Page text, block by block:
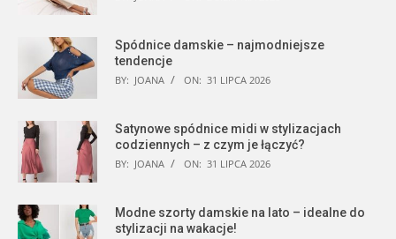
Spódnice damskie – najmodniejsze
tendencje
BY: JOANA ON: 31 LIPCA 2026
Satynowe spódnice midi w stylizacjach
codziennych – z czym je łączyć?
BY: JOANA ON: 31 LIPCA 2026
Modne szorty damskie na lato – idealne do
stylizacji na wakacje!